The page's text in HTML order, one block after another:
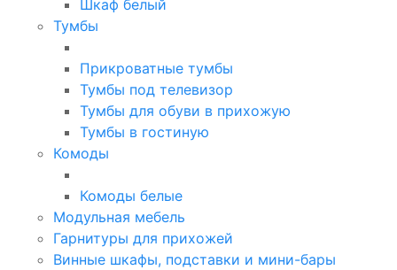
Шкаф белый
Тумбы
Прикроватные тумбы
Тумбы под телевизор
Тумбы для обуви в прихожую
Тумбы в гостиную
Комоды
Комоды белые
Модульная мебель
Гарнитуры для прихожей
Винные шкафы, подставки и мини-бары